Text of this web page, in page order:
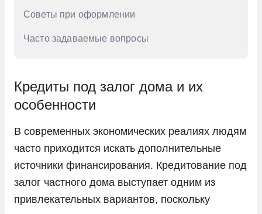
Советы при оформлении
Часто задаваемые вопросы
Кредиты под залог дома и их
особенности
В современных экономических реалиях людям
часто приходится искать дополнительные
источники финансирования. Кредитование под
залог частного дома выступает одним из
привлекательных вариантов, поскольку